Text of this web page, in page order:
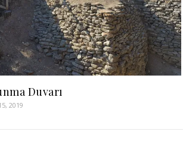
Duvarı
2019